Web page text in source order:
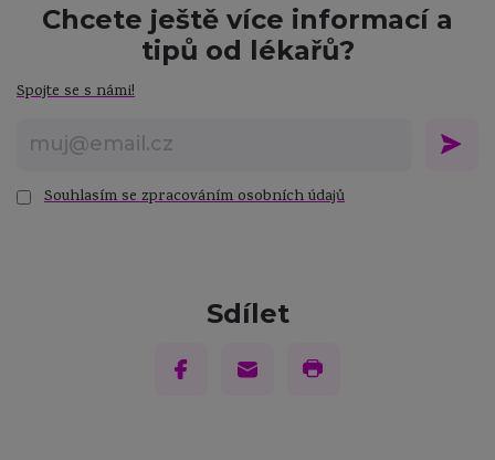
Chcete ještě více informací a
tipů od lékařů?
Spojte se s námi!
Souhlasím se zpracováním osobních údajů
Sdílet